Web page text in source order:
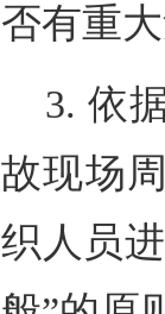
否有重
3. 依
故现场
织人员